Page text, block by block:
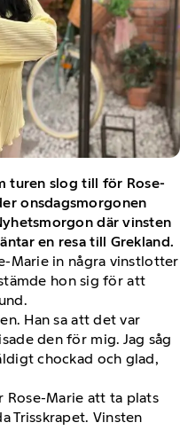
turen slog till för Rose-
onsdagsmorgonen
där vinsten
en resa till Grekland.
Marie in några vinstlotter
hon sig för att
Han sa att det var
den för mig. Jag såg
chockad och glad,
Rose-Marie att ta plats
Trisskrapet. Vinsten